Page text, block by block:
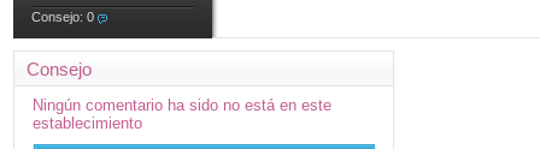
Consejo: 0
Consejo
Ningún comentario ha sido no está en este
establecimiento